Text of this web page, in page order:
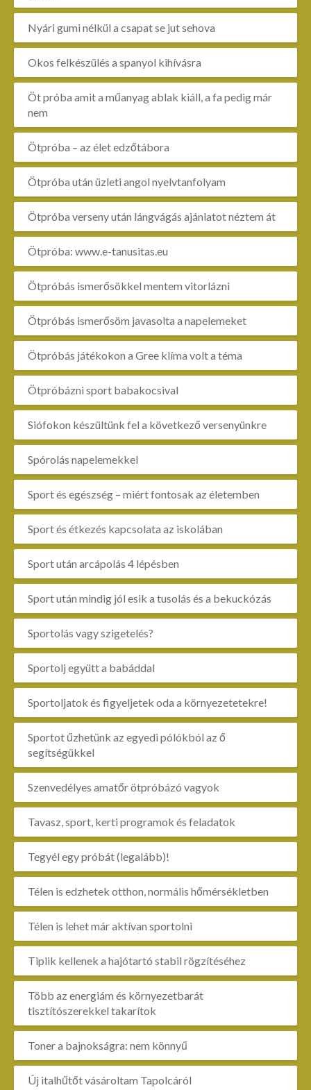
Nyári gumi nélkül a csapat se jut sehova
Okos felkészülés a spanyol kihívásra
Öt próba amit a műanyag ablak kiáll, a fa pedig már
nem
Ötpróba – az élet edzőtábora
Ötpróba után üzleti angol nyelvtanfolyam
Ötpróba verseny után lángvágás ajánlatot néztem át
Ötpróba: www.e-tanusitas.eu
Ötpróbás ismerősökkel mentem vitorlázni
Ötpróbás ismerősöm javasolta a napelemeket
Ötpróbás játékokon a Gree klíma volt a téma
Ötpróbázni sport babakocsival
Siófokon készültünk fel a következő versenyünkre
Spórolás napelemekkel
Sport és egészség – miért fontosak az életemben
Sport és étkezés kapcsolata az iskolában
Sport után arcápolás 4 lépésben
Sport után mindig jól esik a tusolás és a bekuckózás
Sportolás vagy szigetelés?
Sportolj együtt a babáddal
Sportoljatok és figyeljetek oda a környezetetekre!
Sportot űzhetünk az egyedi pólókból az ő
segítségükkel
Szenvedélyes amatőr ötpróbázó vagyok
Tavasz, sport, kerti programok és feladatok
Tegyél egy próbát (legalább)!
Télen is edzhetek otthon, normális hőmérsékletben
Télen is lehet már aktívan sportolni
Tiplik kellenek a hajótartó stabil rögzítéséhez
Több az energiám és környezetbarát
tisztítószerekkel takarítok
Toner a bajnokságra: nem könnyű
Új italhűtőt vásároltam Tapolcáról